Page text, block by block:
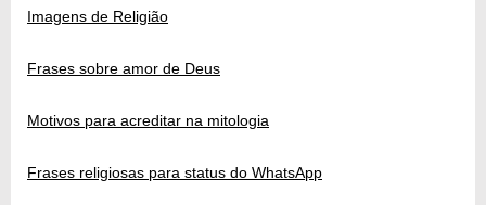
Imagens de Religião
Frases sobre amor de Deus
Motivos para acreditar na mitologia
Frases religiosas para status do WhatsApp